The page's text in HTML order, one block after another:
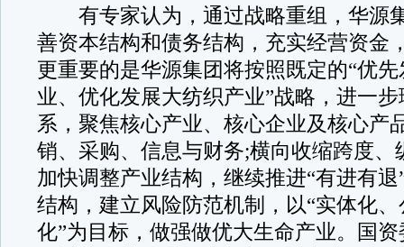
有专家认为，通过战略重组，华源
善资本结构和债务结构，充实经营资金
更重要的是华源集团将按照既定的“优
业、优化发展大纺织产业”战略，进一
系，聚焦核心产业、核心企业及核心产
销、采购、信息与财务;横向收缩跨度、
加快调整产业结构，继续推进“有进有
结构，建立风险防范机制，以“实体化
化”为目标，做强做优大生命产业。国